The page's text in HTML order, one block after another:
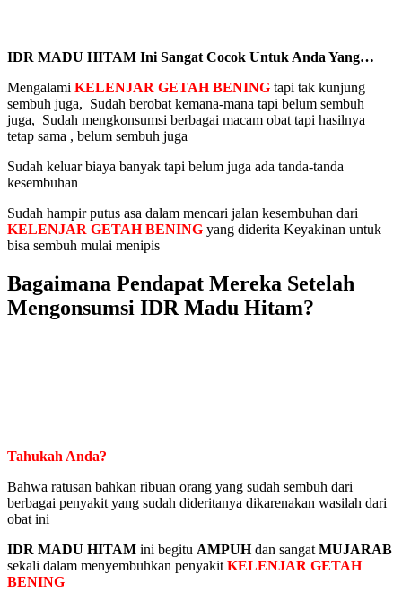
IDR MADU HITAM Ini Sangat Cocok Untuk Anda Yang…
Mengalami KELENJAR GETAH BENING tapi tak kunjung
sembuh juga, Sudah berobat kemana-mana tapi belum sembuh
juga, Sudah mengkonsumsi berbagai macam obat tapi hasilnya
tetap sama , belum sembuh juga
Sudah keluar biaya banyak tapi belum juga ada tanda-tanda
kesembuhan
Sudah hampir putus asa dalam mencari jalan kesembuhan dari
KELENJAR GETAH BENING yang diderita Keyakinan untuk
bisa sembuh mulai menipis
Bagaimana Pendapat Mereka Setelah
Mengonsumsi IDR Madu Hitam?
Tahukah Anda?
Bahwa ratusan bahkan ribuan orang yang sudah sembuh dari
berbagai penyakit yang sudah dideritanya dikarenakan wasilah dari
obat ini
IDR MADU HITAM ini begitu AMPUHdan sangatMUJARAB
sekali dalam menyembuhkan penyakitKELENJAR GETAH
BENING